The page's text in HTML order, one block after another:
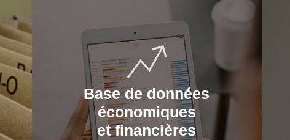
Base de données
économiques
et financières